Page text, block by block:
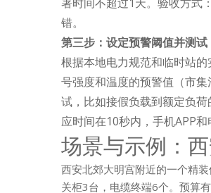
错。
第三步：设定预警阈值并测试
根据本地电力规范和临时站
号强度和温度的预警值（市
试，比如接假负载到额定负
应时间在10秒内，手机APP
场景与示例：
西安北郊大明宫附近的一个精
关柜3台，电缆终端6个。预算